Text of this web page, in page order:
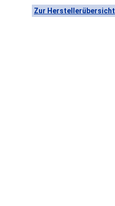
Zur Herstellerübersicht